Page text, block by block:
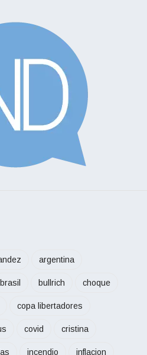
argentina
brasil bullrich choque
copa libertadores
covid cristina
incendio inflacion